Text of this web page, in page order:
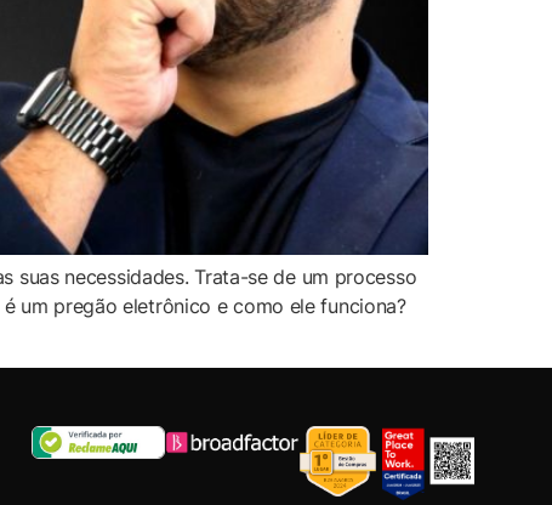
necessidades. Trata-se de um processo
um pregão eletrônico e como ele funciona?